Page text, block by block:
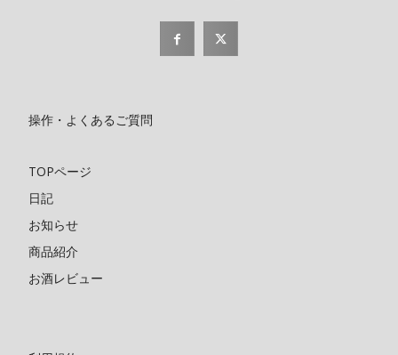
操作・よくあるご質問
TOPページ
日記
お知らせ
商品紹介
お酒レビュー